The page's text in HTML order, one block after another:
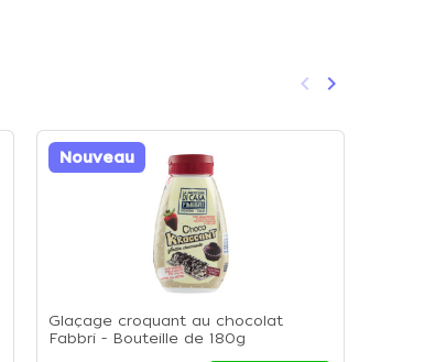
Précédent
keyboard_arrow_left Suivant
keyboard_arrow_right
Nouveau
Glaçage croquant au chocolat
Fabbri - Bouteille de 180g